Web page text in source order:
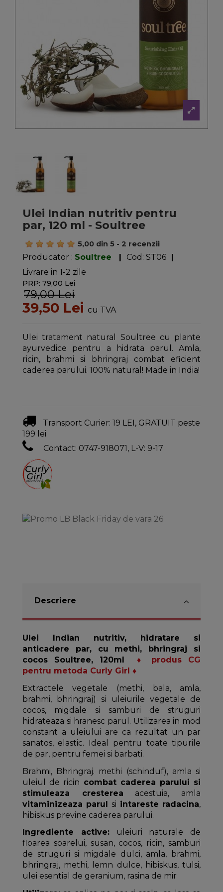
Ulei Indian nutritiv pentru
par, 120 ml - Soultree
5,00din 5- 2 recenzii
Producator : Soultree Cod: ST06|
Livrare in 1-2 zile
PRP: 79,00 Lei
79,00 Lei
39,50 Lei cu TVA
Ulei tratament natural Soultree cu plante
ayurvedice pentru a hidrata parul. Amla,
ricin, brahmi si bhringraj combat eficient
caderea parului. 100% natural! Made in India!
Transport Curier: 19 LEI, GRATUIT peste
199 lei
Contact: 0747-918071, L-V: 9-17
Descriere
Ulei Indian nutritiv, hidratare si
anticadere par, cu methi, bhringraj si
cocos Soultree, 120ml♦ produs CG
pentru metoda Curly Girl ♦
Extractele vegetale (methi, bala, amla,
brahmi, bhringraj) si uleiurile vegetale de
cocos, migdale si samburi de struguri
hidrateaza si hranesc parul. Utilizarea in mod
constant a uleiului are ca rezultat un par
sanatos, elastic. Ideal pentru toate tipurile
de par, pentru femei si barbati.
Brahmi, Bhringraj. methi (schinduf), amla si
uleiul de ricin combat caderea parului si
stimuleaza cresterea acestuia, amla
vitaminizeaza parul si intareste radacina,
hibiskus previne caderea parului.
Ingrediente active:uleiuri naturale de
floarea soarelui, susan, cocos, ricin, samburi
de struguri si migdale dulci, amla, brahmi,
bhringraj, methi, lemn dulce, hibiskus, tulsi,
ulei esential de geranium, rasina de mir